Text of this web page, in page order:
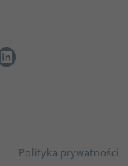
Polityka prywatności